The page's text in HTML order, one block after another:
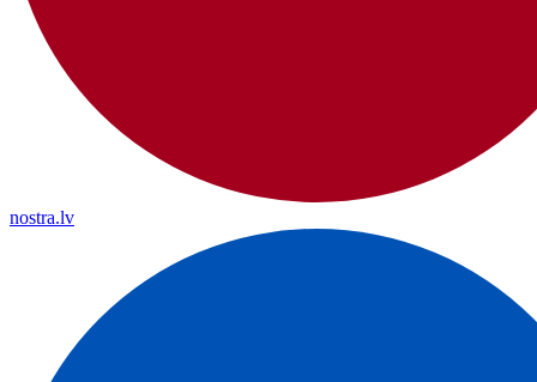
nostra.lv